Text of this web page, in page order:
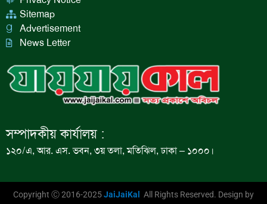
Sitemap
Advertisement
News Letter
সম্পাদকীয় কার্যালয় :
১২০/এ, আর. এস. ভবন, ৩য় তলা, মতিঝিল, ঢাকা – ১০০০।
Copyright Ⓒ 2016-2025JaiJaiKal
All Rights Reserved. Design by